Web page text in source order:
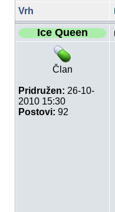
Vrh
Ice Queen
Član
Pridružen: 26-10-
2010 15:30
Postovi: 92